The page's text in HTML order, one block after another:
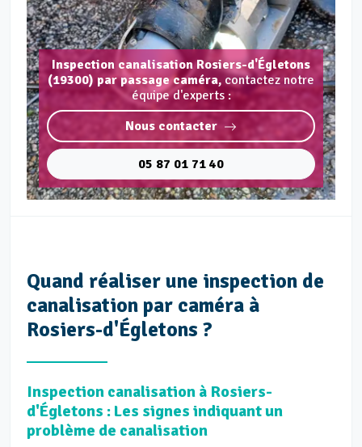
Inspection canalisation Rosiers-d'Égletons
(19300) par passage caméra, contactez notre
équipe d'experts :
Nous contacter
05 87 01 71 40
Quand réaliser une inspection de
canalisation par caméra à
Rosiers-d'Égletons ?
Inspection canalisation à Rosiers-
d'Égletons : Les signes indiquant un
problème de canalisation